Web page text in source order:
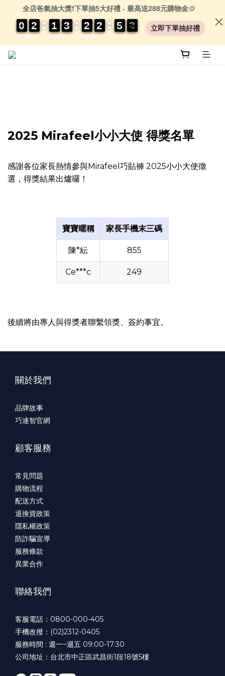
2025 Mirafeel小小大使 得獎名單
感謝各位家長熱情參與Mirafeel巧貼褲 2025小小大使徵
選，得獎結果出爐囉！
寶寶暱稱 家長手機末三碼
陳*紜 855
Ce***c 249
後續將由專人與得獎者聯繫領獎、簽約事宜。
關於我們
品牌故事
巧連智官網
顧客服務
常見問題
購物流程
配送方式
退換貨政策
隱私權政策
防詐騙宣導
服務條款
異業合作
聯絡我們
客服電話：0800-000-405
手機改撥：(02)2312-0405
服務時間 : 週一~週五 09:00-17:30
公司地址：台北市中正區武昌街1段18號5樓
全店爸氣抽大獎❗下單抽5大好禮 - 最高送288元購物金🪙
DAYS
0
0
0
0 2
2
2
2
HRS
1
1
1
1 3
3
3
3
MIN
2
2
2
2 2
2
2
2
SEC
5
5
5
5 0
0
3
3
3
3 立即下單抽好禮